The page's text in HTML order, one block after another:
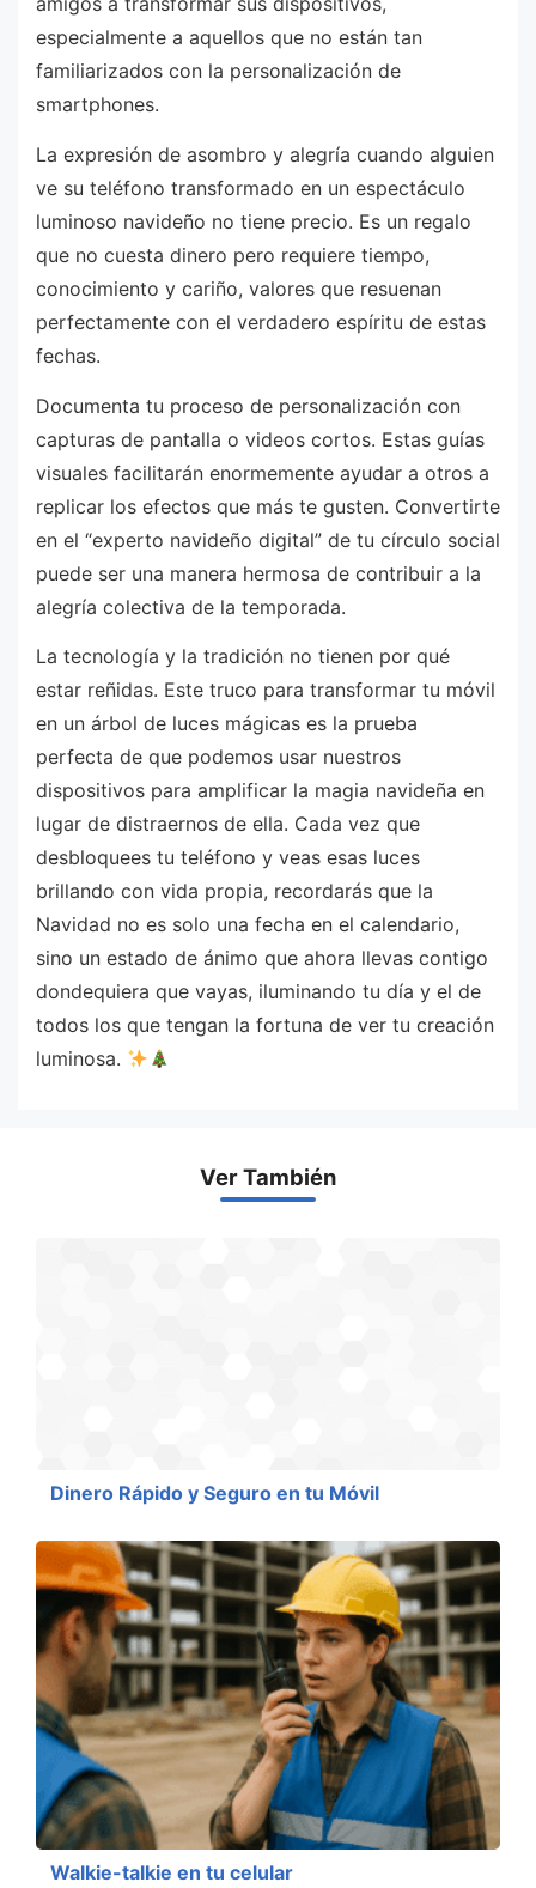
especialmente a aquellos que no están tan
familiarizados con la personalización de
smartphones.
La expresión de asombro y alegría cuando alguien
ve su teléfono transformado en un espectáculo
luminoso navideño no tiene precio. Es un regalo
que no cuesta dinero pero requiere tiempo,
conocimiento y cariño, valores que resuenan
perfectamente con el verdadero espíritu de estas
fechas.
Documenta tu proceso de personalización con
capturas de pantalla o videos cortos. Estas guías
visuales facilitarán enormemente ayudar a otros a
replicar los efectos que más te gusten. Convertirte
en el “experto navideño digital” de tu círculo social
puede ser una manera hermosa de contribuir a la
alegría colectiva de la temporada.
La tecnología y la tradición no tienen por qué
estar reñidas. Este truco para transformar tu móvil
en un árbol de luces mágicas es la prueba
perfecta de que podemos usar nuestros
dispositivos para amplificar la magia navideña en
lugar de distraernos de ella. Cada vez que
desbloquees tu teléfono y veas esas luces
brillando con vida propia, recordarás que la
Navidad no es solo una fecha en el calendario,
sino un estado de ánimo que ahora llevas contigo
dondequiera que vayas, iluminando tu día y el de
todos los que tengan la fortuna de ver tu creación
luminosa.
Ver También
Dinero Rápido y Seguro en tu Móvil
Walkie-talkie en tu celular